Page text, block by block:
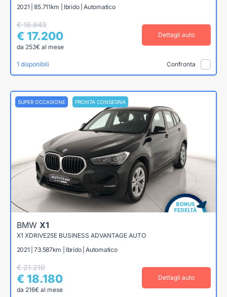
2021 | 85.711km | Ibrido | Automatico
€ 18.849
€ 17.200
da 253€ al mese
Dettagli auto
1 disponibili Confronta
SUPER OCCASIONE PRONTA CONSEGNA
BMW X1
X1 XDRIVE25E BUSINESS ADVANTAGE AUTO
2021 | 73.587km | Ibrido | Automatico
€ 21.210
€ 18.180
da 216€ al mese
Dettagli auto